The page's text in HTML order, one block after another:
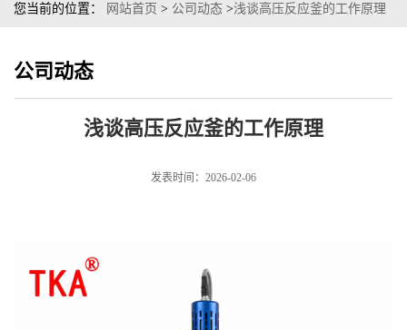
您当前的位置： 网站首页 > 公司动态 >浅谈高压反应釜的工作原理
公司动态
浅谈高压反应釜的工作原理
发表时间：2026-02-06